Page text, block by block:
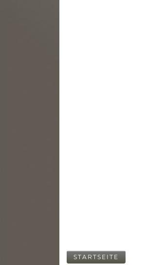
STARTSEITE